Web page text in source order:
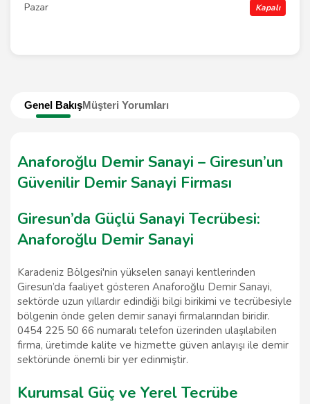
Genel BakışMüşteri Yorumları
Anaforoğlu Demir Sanayi – Giresun’un
Güvenilir Demir Sanayi Firması
Giresun’da Güçlü Sanayi Tecrübesi:
Anaforoğlu Demir Sanayi
Karadeniz Bölgesi'nin yükselen sanayi kentlerinden
Giresun’da faaliyet gösteren Anaforoğlu Demir Sanayi,
sektörde uzun yıllardır edindiği bilgi birikimi ve tecrübesiyle
bölgenin önde gelen demir sanayi firmalarından biridir.
0454 225 50 66 numaralı telefon üzerinden ulaşılabilen
firma, üretimde kalite ve hizmette güven anlayışı ile demir
sektöründe önemli bir yer edinmiştir.
Kurumsal Güç ve Yerel Tecrübe
Pazar Kapalı